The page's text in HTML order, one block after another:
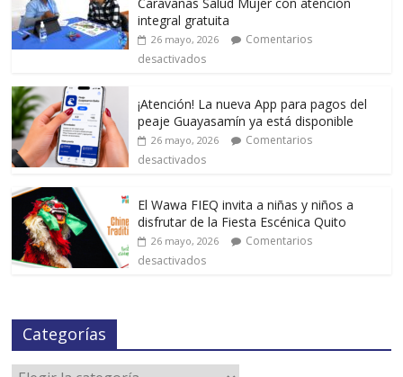
integral gratuita
26 mayo, 2026
Comentarios
desactivados
¡Atención! La nueva App para pagos del
peaje Guayasamín ya está disponible
26 mayo, 2026
Comentarios
desactivados
El Wawa FIEQ invita a niñas y niños a
disfrutar de la Fiesta Escénica Quito
26 mayo, 2026
Comentarios
desactivados
Categorías